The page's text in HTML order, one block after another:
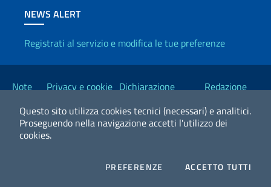
Questo sito utilizza cookies tecnici (necessari) e analitici.
Proseguendo nella navigazione accetti l'utilizzo dei
cookies.
PREFERENZE COOKIESACCETTO TUTTI
NEWS ALERT
Registrati al servizio e modifica le tue preferenze
Link Utili
Note
Privacy e cookie Dichiarazione
Redazione